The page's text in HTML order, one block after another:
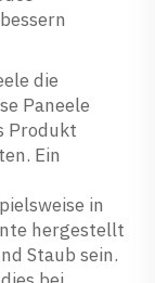
die
Paneele
Produkt
Ein
in
hergestellt
Staub sein.